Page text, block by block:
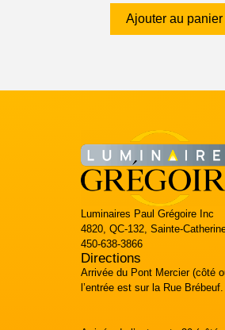
Ajouter au panier
Luminaires Paul Grégoire Inc
4820, QC-132, Sainte-
450-638-3866
Directions
Arrivée du Pont Mercier (côté
l’entrée est sur la Rue Brébeuf.